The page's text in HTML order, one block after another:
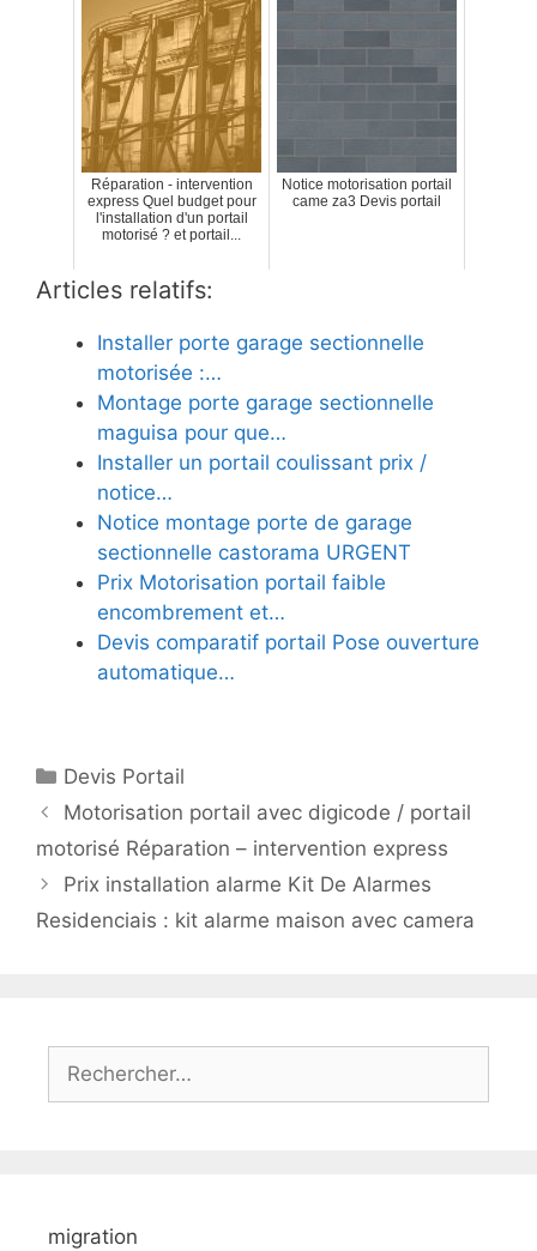
Réparation - intervention
express Quel budget pour
l'installation d'un portail
motorisé ? et portail...
Notice motorisation portail
came za3 Devis portail
Articles relatifs:
Installer porte garage sectionnelle
motorisée :…
Montage porte garage sectionnelle
maguisa pour que…
Installer un portail coulissant prix /
notice…
Notice montage porte de garage
sectionnelle castorama URGENT
Prix Motorisation portail faible
encombrement et…
Devis comparatif portail Pose ouverture
automatique…
Catégories
Devis Portail
Motorisation portail avec digicode / portail
motorisé Réparation – intervention express
Prix installation alarme Kit De Alarmes
Residenciais : kit alarme maison avec camera
Rechercher :
migration